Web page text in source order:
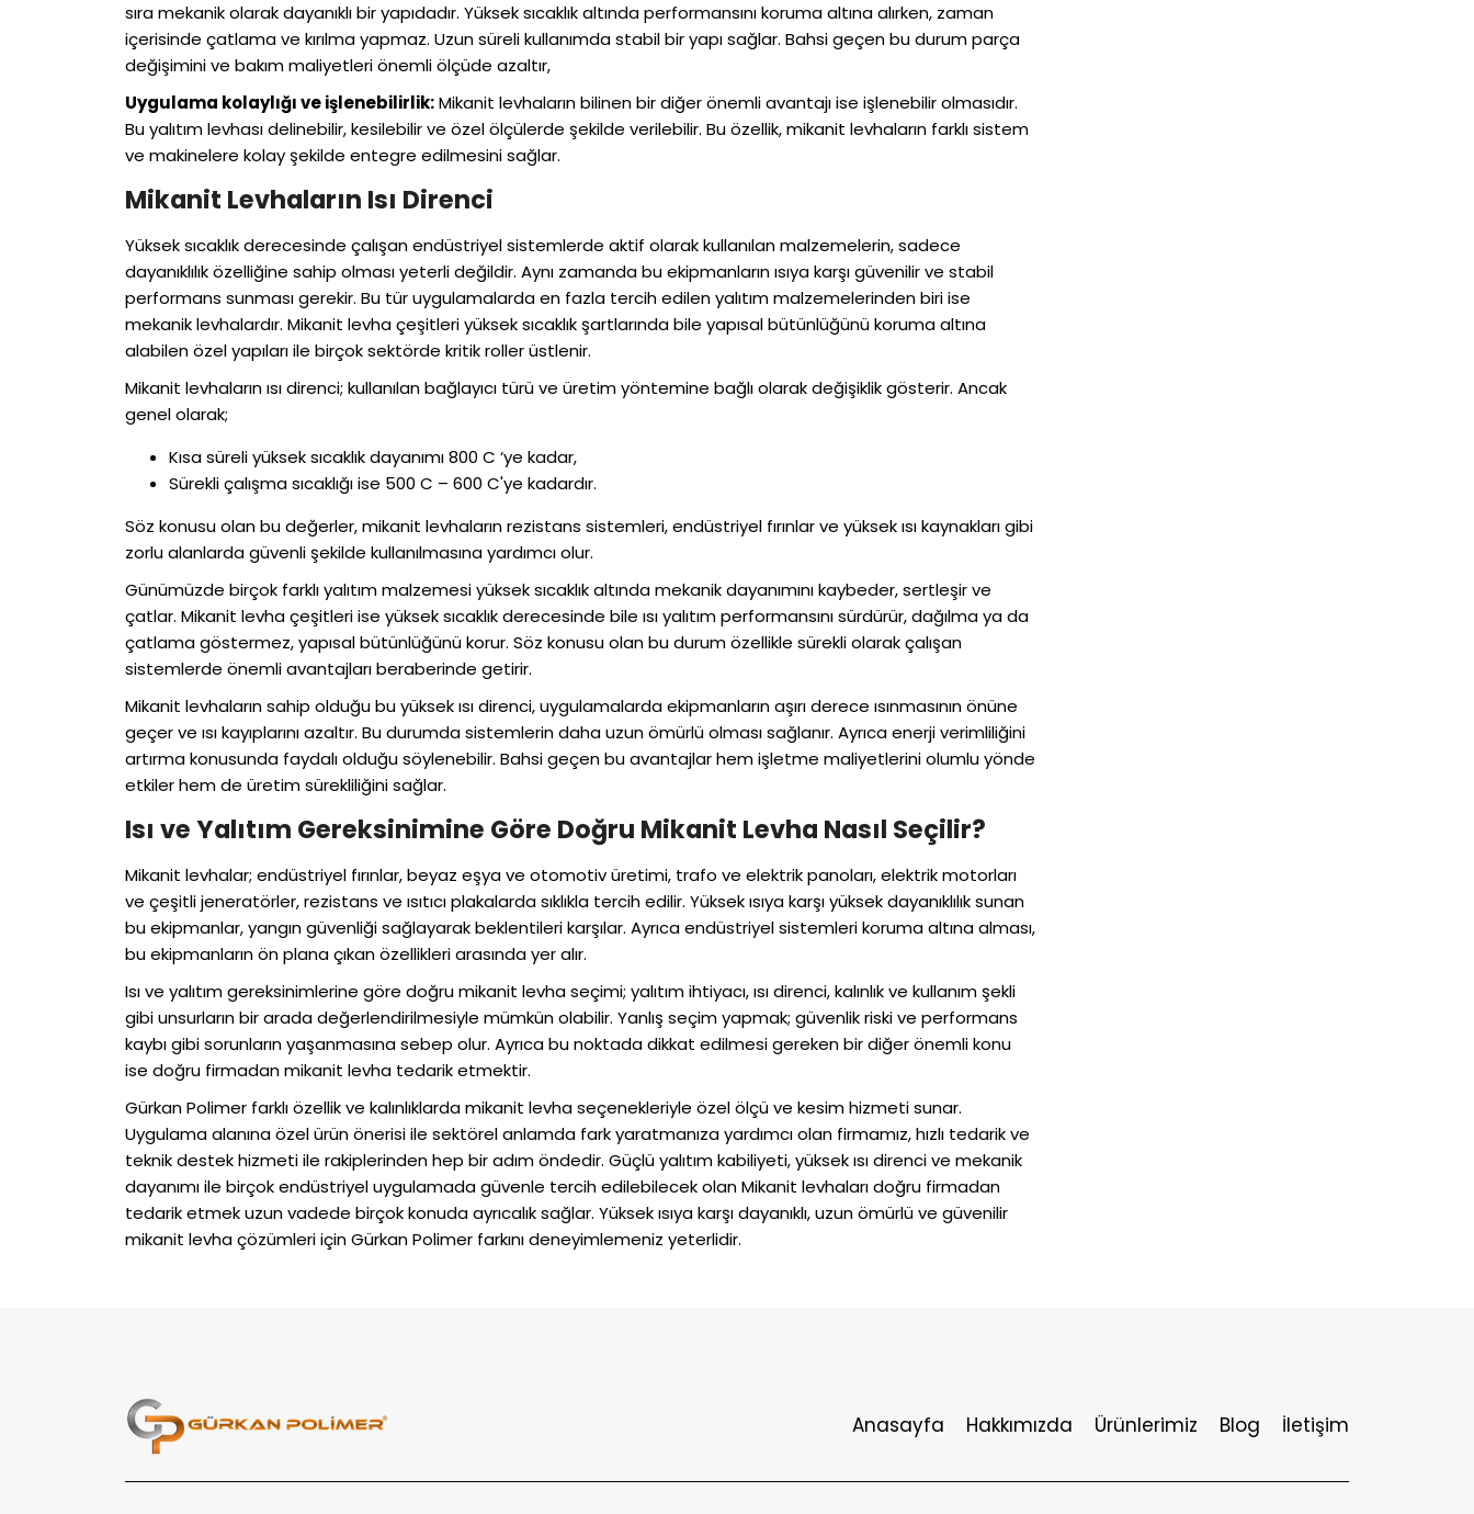
sıra mekanik olarak dayanıklı bir yapıdadır. Yüksek sıcaklık altında performansını koruma altına alırken, zaman
içerisinde çatlama ve kırılma yapmaz. Uzun süreli kullanımda stabil bir yapı sağlar. Bahsi geçen bu durum parça
değişimini ve bakım maliyetleri önemli ölçüde azaltır,
Uygulama kolaylığı ve işlenebilirlik:Mikanit levhaların bilinen bir diğer önemli avantajı ise işlenebilir olmasıdır.
Bu yalıtım levhası delinebilir, kesilebilir ve özel ölçülerde şekilde verilebilir. Bu özellik, mikanit levhaların farklı sistem
ve makinelere kolay şekilde entegre edilmesini sağlar.
Mikanit Levhaların Isı Direnci
Yüksek sıcaklık derecesinde çalışan endüstriyel sistemlerde aktif olarak kullanılan malzemelerin, sadece
dayanıklılık özelliğine sahip olması yeterli değildir. Aynı zamanda bu ekipmanların ısıya karşı güvenilir ve stabil
performans sunması gerekir. Bu tür uygulamalarda en fazla tercih edilen yalıtım malzemelerinden biri ise
mekanik levhalardır. Mikanit levha çeşitleri yüksek sıcaklık şartlarında bile yapısal bütünlüğünü koruma altına
alabilen özel yapıları ile birçok sektörde kritik roller üstlenir.
Mikanit levhaların ısı direnci; kullanılan bağlayıcı türü ve üretim yöntemine bağlı olarak değişiklik gösterir. Ancak
genel olarak;
Kısa süreli yüksek sıcaklık dayanımı 800 C ‘ye kadar,
Sürekli çalışma sıcaklığı ise 500 C – 600 C'ye kadardır.
Söz konusu olan bu değerler, mikanit levhaların rezistans sistemleri, endüstriyel fırınlar ve yüksek ısı kaynakları gibi
zorlu alanlarda güvenli şekilde kullanılmasına yardımcı olur.
Günümüzde birçok farklı yalıtım malzemesi yüksek sıcaklık altında mekanik dayanımını kaybeder, sertleşir ve
çatlar. Mikanit levha çeşitleri ise yüksek sıcaklık derecesinde bile ısı yalıtım performansını sürdürür, dağılma ya da
çatlama göstermez, yapısal bütünlüğünü korur. Söz konusu olan bu durum özellikle sürekli olarak çalışan
sistemlerde önemli avantajları beraberinde getirir.
Mikanit levhaların sahip olduğu bu yüksek ısı direnci, uygulamalarda ekipmanların aşırı derece ısınmasının önüne
geçer ve ısı kayıplarını azaltır. Bu durumda sistemlerin daha uzun ömürlü olması sağlanır. Ayrıca enerji verimliliğini
artırma konusunda faydalı olduğu söylenebilir. Bahsi geçen bu avantajlar hem işletme maliyetlerini olumlu yönde
etkiler hem de üretim sürekliliğini sağlar.
Isı ve Yalıtım Gereksinimine Göre Doğru Mikanit Levha Nasıl Seçilir?
Mikanit levhalar; endüstriyel fırınlar, beyaz eşya ve otomotiv üretimi, trafo ve elektrik panoları, elektrik motorları
ve çeşitli jeneratörler, rezistans ve ısıtıcı plakalarda sıklıkla tercih edilir. Yüksek ısıya karşı yüksek dayanıklılık sunan
bu ekipmanlar, yangın güvenliği sağlayarak beklentileri karşılar. Ayrıca endüstriyel sistemleri koruma altına alması,
bu ekipmanların ön plana çıkan özellikleri arasında yer alır.
Isı ve yalıtım gereksinimlerine göre doğru mikanit levha seçimi; yalıtım ihtiyacı, ısı direnci, kalınlık ve kullanım şekli
gibi unsurların bir arada değerlendirilmesiyle mümkün olabilir. Yanlış seçim yapmak; güvenlik riski ve performans
kaybı gibi sorunların yaşanmasına sebep olur. Ayrıca bu noktada dikkat edilmesi gereken bir diğer önemli konu
ise doğru firmadan mikanit levha tedarik etmektir.
Gürkan Polimer farklı özellik ve kalınlıklarda mikanit levha seçenekleriyle özel ölçü ve kesim hizmeti sunar.
Uygulama alanına özel ürün önerisi ile sektörel anlamda fark yaratmanıza yardımcı olan firmamız, hızlı tedarik ve
teknik destek hizmeti ile rakiplerinden hep bir adım öndedir. Güçlü yalıtım kabiliyeti, yüksek ısı direnci ve mekanik
dayanımı ile birçok endüstriyel uygulamada güvenle tercih edilebilecek olan Mikanit levhaları doğru firmadan
tedarik etmek uzun vadede birçok konuda ayrıcalık sağlar. Yüksek ısıya karşı dayanıklı, uzun ömürlü ve güvenilir
mikanit levha çözümleri için Gürkan Polimer farkını deneyimlemeniz yeterlidir.
Anasayfa Hakkımızda Ürünlerimiz Blog İletişim